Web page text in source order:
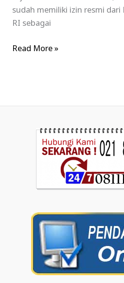
sudah memiliki izin resmi
RI sebagai
Read More »